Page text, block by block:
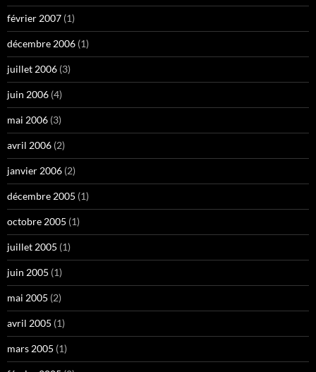
février 2007 (1)
décembre 2006 (1)
juillet 2006 (3)
juin 2006 (4)
mai 2006 (3)
avril 2006 (2)
janvier 2006 (2)
décembre 2005 (1)
octobre 2005 (1)
juillet 2005 (1)
juin 2005 (1)
mai 2005 (2)
avril 2005 (1)
mars 2005 (1)